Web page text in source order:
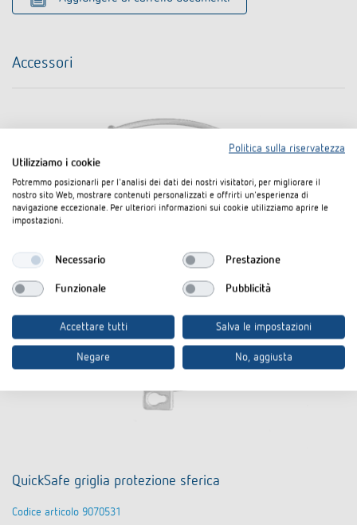
Accessori
QuickSafe griglia protezione sferica
Codice articolo 9070531
Politica sulla riservatezza
Utilizziamo i cookie
Potremmo posizionarli per l'analisi dei dati dei nostri visitatori, per migliorare il
nostro sito Web, mostrare contenuti personalizzati e offrirti un'esperienza di
navigazione eccezionale. Per ulteriori informazioni sui cookie utilizziamo aprire le
impostazioni.
Necessario Prestazione
Funzionale Pubblicità
Accettare tutti Salva le impostazioni
Negare No, aggiusta